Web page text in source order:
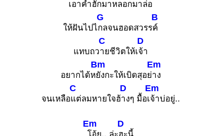
เอาคำฮักมาหลอกมาล่อ
ให้ฝันไปไ
G
กลจนฮอดสวรร
B
ค์
แทบถว
C
ายชีวิตให้เ
D
จ้า
อยากได้ห
Bm
ยังกะให้เบิดสุอย่
Em
าง
จนเหลือ
C
แต่ลมหายใจฮ้
D
างๆ มื้อเ
Em
จ้าบ่อยู่..
Em D